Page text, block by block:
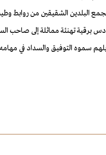
يجمع البلدين الشقيقين من روابط
برقية تهنئة مماثلة إلى صاحب
سموه التوفيق والسداد في